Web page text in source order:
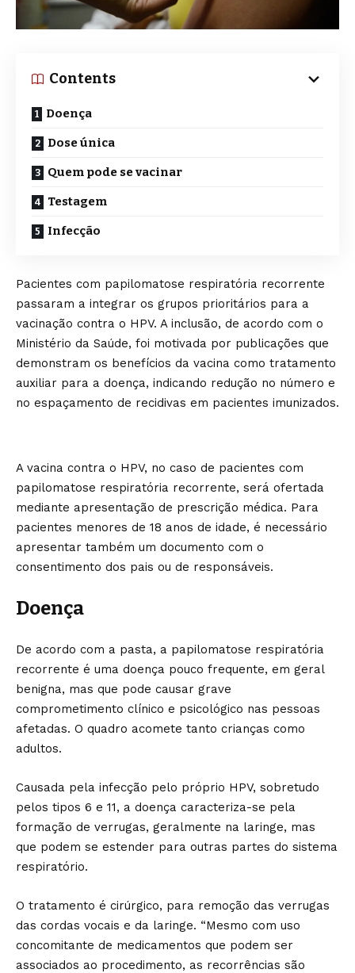
Contents
Doença
Dose única
Quem pode se vacinar
Testagem
Infecção
Pacientes com papilomatose respiratória recorrente
passaram a integrar os grupos prioritários para a
vacinação contra o HPV. A inclusão, de acordo com o
Ministério da Saúde, foi motivada por publicações que
demonstram os benefícios da vacina como tratamento
auxiliar para a doença, indicando redução no número e
no espaçamento de recidivas em pacientes imunizados.
A vacina contra o HPV, no caso de pacientes com
papilomatose respiratória recorrente, será ofertada
mediante apresentação de prescrição médica. Para
pacientes menores de 18 anos de idade, é necessário
apresentar também um documento com o
consentimento dos pais ou de responsáveis.
Doença
De acordo com a pasta, a papilomatose respiratória
recorrente é uma doença pouco frequente, em geral
benigna, mas que pode causar grave
comprometimento clínico e psicológico nas pessoas
afetadas. O quadro acomete tanto crianças como
adultos.
Causada pela infecção pelo próprio HPV, sobretudo
pelos tipos 6 e 11, a doença caracteriza-se pela
formação de verrugas, geralmente na laringe, mas
que podem se estender para outras partes do sistema
respiratório.
O tratamento é cirúrgico, para remoção das verrugas
das cordas vocais e da laringe. “Mesmo com uso
concomitante de medicamentos que podem ser
associados ao procedimento, as recorrências são